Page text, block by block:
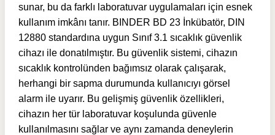
sunar, bu da farklı laboratuvar uygulamaları için esnek
kullanım imkânı tanır. BINDER BD 23 İnkübatör, DIN
12880 standardına uygun Sınıf 3.1 sıcaklık güvenlik
cihazı ile donatılmıştır. Bu güvenlik sistemi, cihazın
sıcaklık kontrolünden bağımsız olarak çalışarak,
herhangi bir sapma durumunda kullanıcıyı görsel
alarm ile uyarır. Bu gelişmiş güvenlik özellikleri,
cihazın her tür laboratuvar koşulunda güvenle
kullanılmasını sağlar ve aynı zamanda deneylerin